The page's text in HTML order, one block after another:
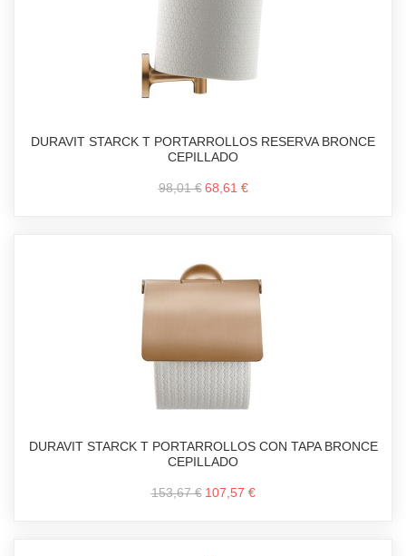
DURAVIT STARCK T PORTARROLLOS RESERVA BRONCE
CEPILLADO
98,01 € 68,61 €
DURAVIT STARCK T PORTARROLLOS CON TAPA BRONCE
CEPILLADO
153,67 € 107,57 €